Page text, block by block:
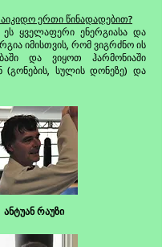
ერთი წინადადებით?
ეს ყველაფერი ენერგიასა და
იმისთვის, რომ ვიგრძნო ის
და ვიყოთ ჰარმონიაში
(გონების, სულის დონეზე) და
ანტუან რაუზი